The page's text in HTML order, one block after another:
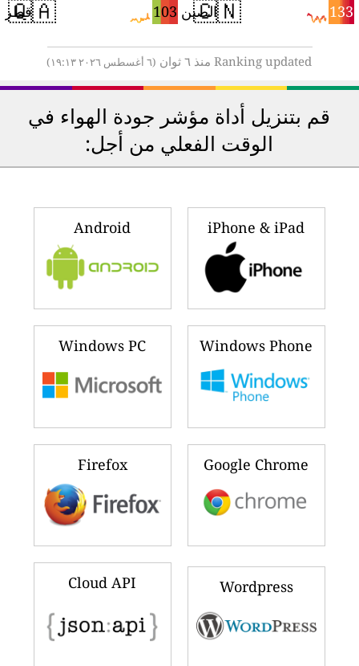
🇨🇳 133 الصين 🇶🇦 103 قطر
Ranking updated منذ ٦ ثوان (٦ أغسطس ٢٠٢٦ ١٩:١٣)
قم بتنزيل أداة مؤشر جودة الهواء في
الوقت الفعلي من أجل:
iPhone & iPad
Android
Windows Phone
Windows PC
Google Chrome
Firefox
Wordpress
Cloud API